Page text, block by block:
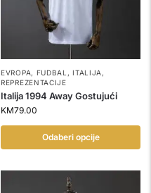
EVROPA, FUDBAL ,ITALIJA ,
REPREZENTACIJE
Italija 1994 Away Gostujući
KM79.00
Odaberi opcije